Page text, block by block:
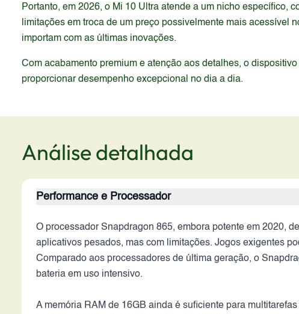
Portanto, em 2026, o Mi 10 Ultra atende a um nicho específico,
limitações em troca de um preço possivelmente mais
importam com as últimas inovações.
Com acabamento premium e atenção aos detalhes, o
proporcionar desempenho excepcional no dia a dia.
Análise detalhada
Performance e Processador
O processador Snapdragon 865, embora potente em 2020,
aplicativos pesados, mas com limitações. Jogos exigentes
Comparado aos processadores de última geração, o
bateria em uso intensivo.
A memória RAM de 16GB ainda é suficiente para